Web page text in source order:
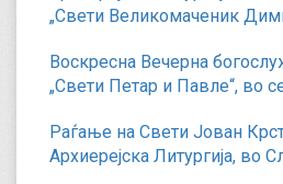
„Свети Великомаченик
Воскресна Вечерна
„Свети Петар и Павле“, во
Раѓање на Свети Јован
Архиерејска Литургија, во